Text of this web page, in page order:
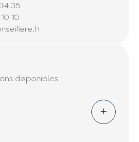
700€
notre agence.
35
10
disponibles